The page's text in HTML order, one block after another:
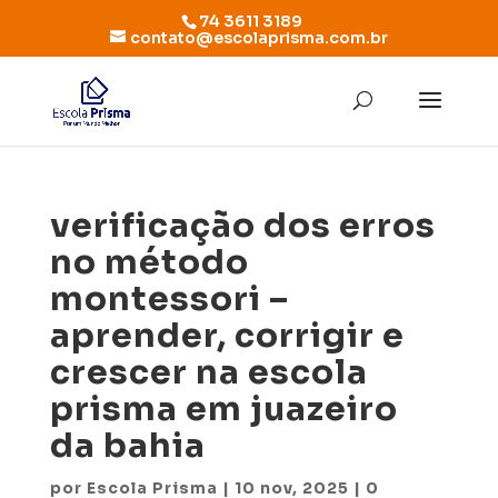
74 3611 3189
contato@escolaprisma.com.br
verificação dos erros
no método
montessori –
aprender, corrigir e
crescer na escola
prisma em juazeiro
da bahia
por Escola Prisma | 10 nov, 2025 | 0